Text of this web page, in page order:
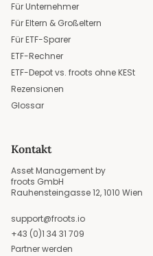
Für Unternehmer
Für Eltern & Großeltern
Für ETF-Sparer
ETF-Rechner
ETF-Depot vs. froots ohne KESt
Rezensionen
Glossar
Kontakt
Asset Management by
froots GmbH
Rauhensteingasse 12, 1010 Wien
support@froots.io
+43 (0)1 34 31 709
Partner werden